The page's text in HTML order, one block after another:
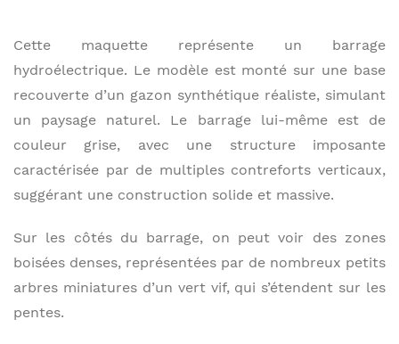
Cette maquette représente un barrage
hydroélectrique. Le modèle est monté sur une base
recouverte d’un gazon synthétique réaliste, simulant
un paysage naturel. Le barrage lui-même est de
couleur grise, avec une structure imposante
caractérisée par de multiples contreforts verticaux,
suggérant une construction solide et massive.
Sur les côtés du barrage, on peut voir des zones
boisées denses, représentées par de nombreux petits
arbres miniatures d’un vert vif, qui s’étendent sur les
pentes.